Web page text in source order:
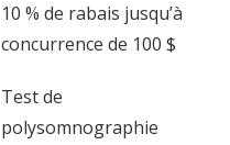
10 % de rabais jusqu’à
concurrence de 100 $
Test de
polysomnographie